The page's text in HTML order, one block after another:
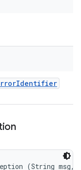
Identifier
(String msg,